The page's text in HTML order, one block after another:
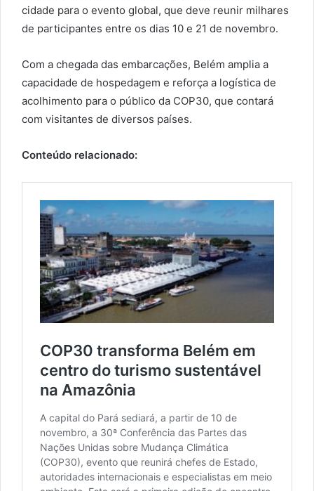
cidade para o evento global, que deve reunir milhares
de participantes entre os dias 10 e 21 de novembro.
Com a chegada das embarcações, Belém amplia a
capacidade de hospedagem e reforça a logística de
acolhimento para o público da COP30, que contará
com visitantes de diversos países.
Conteúdo relacionado: